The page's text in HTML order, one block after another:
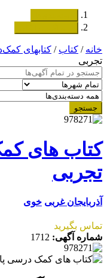
خانه/ کتاب/ کتابهای
تجربی
جستجو
کتاب های
تجربی
آذربایجان غربی خوی
تماس بگیرید
شماره آگهی: 1712